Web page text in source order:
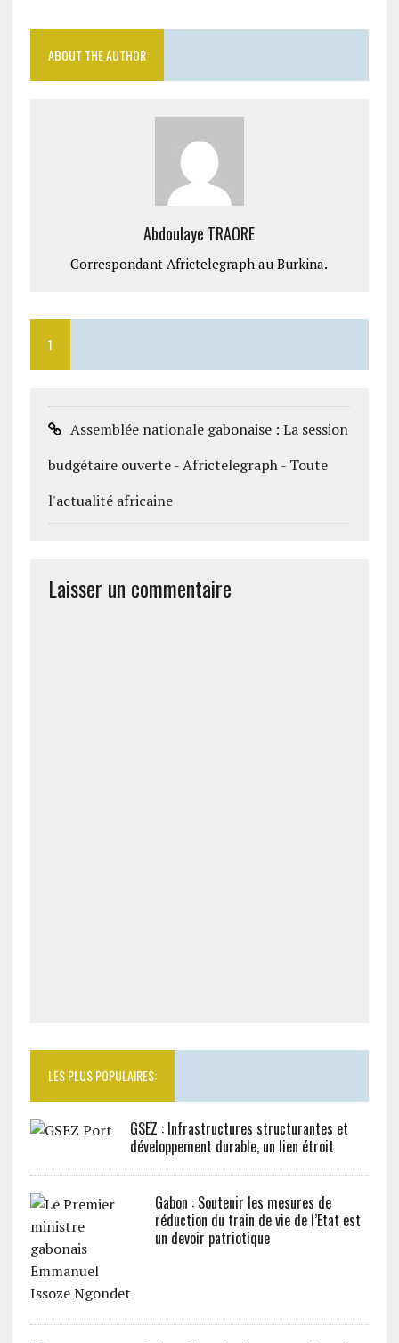
ABOUT THE AUTHOR
Abdoulaye TRAORE
Correspondant Africtelegraph au Burkina.
1
Assemblée nationale gabonaise : La session
budgétaire ouverte - Africtelegraph - Toute
l'actualité africaine
Laisser un commentaire
LES PLUS POPULAIRES:
GSEZ : Infrastructures structurantes et
développement durable, un lien étroit
Gabon : Soutenir les mesures de
réduction du train de vie de l’Etat est
un devoir patriotique